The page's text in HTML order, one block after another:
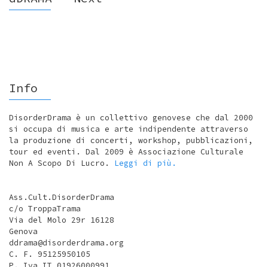
Info
DisorderDrama è un collettivo genovese che dal 2000
si occupa di musica e arte indipendente attraverso
la produzione di concerti, workshop, pubblicazioni,
tour ed eventi. Dal 2009 è Associazione Culturale
Non A Scopo Di Lucro. Leggi di più.
Ass.Cult.DisorderDrama
c/o TroppaTrama
Via del Molo 29r 16128
Genova
ddrama@disorderdrama.org
C. F. 95125950105